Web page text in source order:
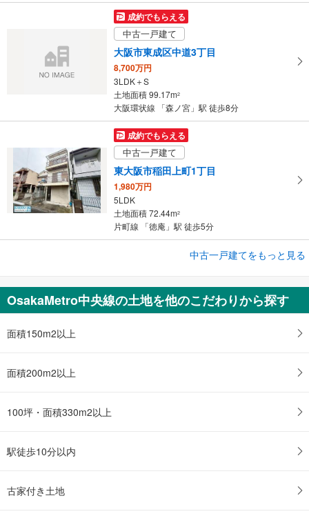
成約でもらえる
中古一戸建て
大阪市東成区中道3丁目
8,700万円
3LDK＋S
土地面積 99.17m2
大阪環状線 「森ノ宮」駅 徒歩8分
成約でもらえる
中古一戸建て
東大阪市稲田上町1丁目
1,980万円
5LDK
土地面積 72.44m2
片町線 「徳庵」駅 徒歩5分
東大阪市新家2丁目
2,080万円
中古一戸建てをもっと見る
OsakaMetro中央線の土地を他のこだわりから探す
面積150m2以上
面積200m2以上
100坪・面積330m2以上
駅徒歩10分以内
古家付き土地